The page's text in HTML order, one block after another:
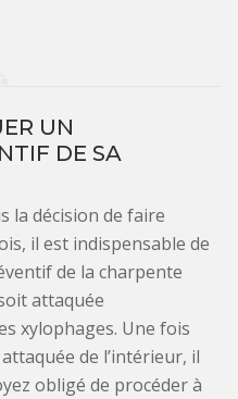
UN
DE SA
la décision de faire
il est indispensable de
de la charpente
attaquée
xylophages. Une fois
de l’intérieur, il
obligé de procéder à